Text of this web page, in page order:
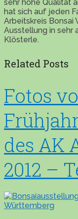
sehr hohe Qualität
hat sich auf jeden
Arbeitskreis Bonsai
Ausstellung in sehr
Klösterle.
Related Posts
Fotos
des AK
2012 –